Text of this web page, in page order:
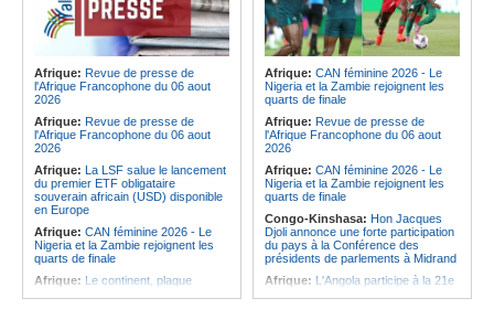
Afrique: Revue de presse de
l'Afrique Francophone du 06 aout
2026
Afrique: Revue de presse de
l'Afrique Francophone du 06 aout
2026
Afrique: La LSF salue le lancement
du premier ETF obligataire
souverain africain (USD) disponible
en Europe
Afrique: CAN féminine 2026 - Le
Nigeria et la Zambie rejoignent les
quarts de finale
Afrique: Le continent, plaque
Afrique: CAN féminine 2026 - Le
Nigeria et la Zambie rejoignent les
quarts de finale
Afrique: Revue de presse de
l'Afrique Francophone du 06 aout
2026
Afrique: CAN féminine 2026 - Le
Nigeria et la Zambie rejoignent les
quarts de finale
Congo-Kinshasa: Hon Jacques
Djoli annonce une forte participation
du pays à la Conférence des
présidents de parlements à Midrand
Afrique: L'Angola participe à la 21e